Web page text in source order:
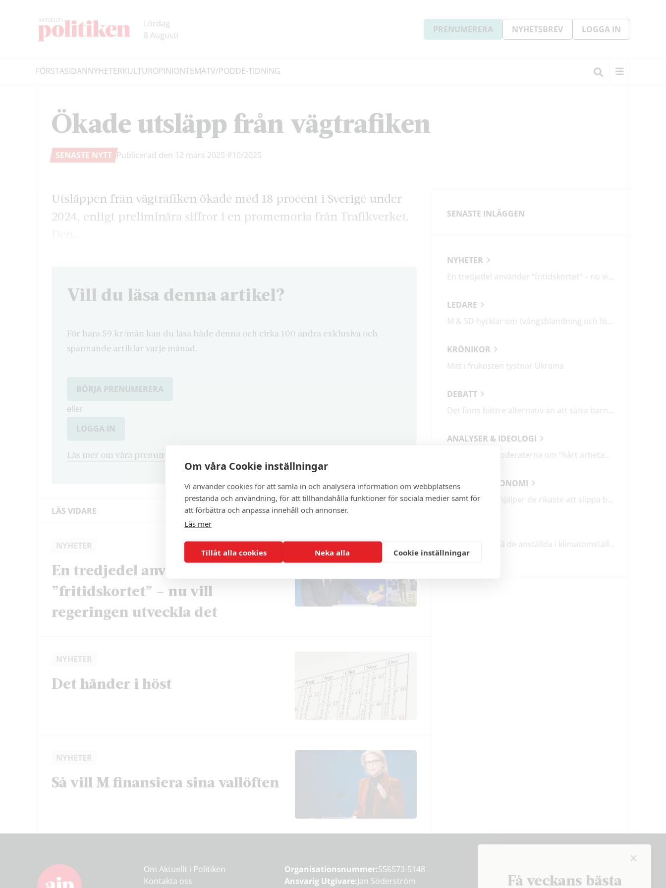
Om våra Cookie inställningar
Vi använder cookies för att samla in och analysera information om webbplatsens
prestanda och användning, för att tillhandahålla funktioner för sociala medier samt för
att förbättra och anpassa innehåll och annonser.
Läs mer
Tillåt alla cookies Neka alla Cookie inställningar
Lördag
8 Augusti
PRENUMERERA NYHETSBREV LOGGA IN
FÖRSTASIDANNYHETERKULTUROPINIONTEMATV/PODDE-TIDNING
Få veckans bästa
Ökade utsläpp från vägtrafiken
SENASTE NYTT Publicerad den 12 mars 2025 #10/2025
Utsläppen från vägtrafiken ökade med 18 procent i Sverige under
2024, enligt preliminära siffror i en promemoria från Trafikverket.
Vill du läsa denna artikel?
För bara 59 kr/mån kan du läsa både denna och cirka 100 andra exklusiva och
spännande artiklar varje månad.
BÖRJA PRENUMERERA
eller
LOGGA IN
Läs mer om våra prenumerationsvarianter
LÄS VIDARE
NYHETER
En tredjedel använder
”fritidskortet” – nu vill
regeringen utveckla det
NYHETER
Det händer i höst
NYHETER
Så vill M finansiera sina vallöften
SENASTE INLÄGGEN
NYHETER
En tredjedel använder ”fritidskortet” – nu vill regeringen utveckla det
LEDARE
M & SD hycklar om tvångsblandning och förvärrar segregationen
KRÖNIKOR
Mitt i frukosten tystnar Ukraina
DEBATT
Det finns bättre alternativ än att sätta barn i fängelse
ANALYSER & IDEOLOGI
Därför talar Moderaterna om ”hårt arbetande människor”
SAMHÄLLSEKONOMI
Holdingbolag hjälper de rikaste att slippa betala miljarder i skatt
TCO: Ta vara på de anställda i klimatomställningen
Om Aktuellt i Politiken
Kontakta oss
Organisationsnummer:556573-5148
Ansvarig Utgivare:Jan Söderström
Få veckans bästa